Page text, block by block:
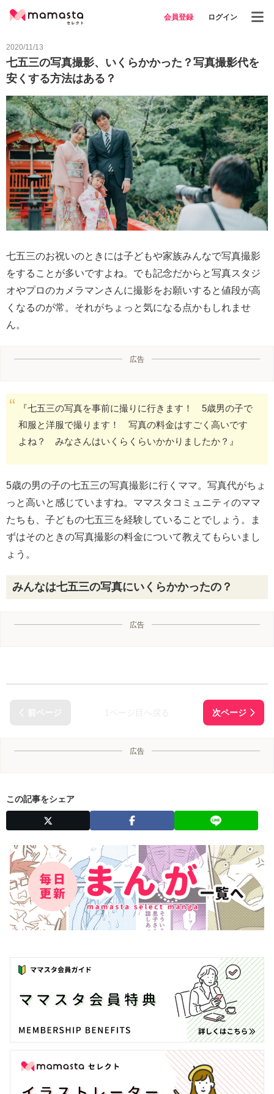
会員登録 ログイン
2020/11/13
七五三の写真撮影、いくらかかった？写真撮影代を
安くする方法はある？
七五三のお祝いのときには子どもや家族みんなで写真撮影
をすることが多いですよね。でも記念だからと写真スタジ
オやプロのカメラマンさんに撮影をお願いすると値段が高
くなるのが常。それがちょっと気になる点かもしれませ
ん。
広告
『七五三の写真を事前に撮りに行きます！ 5歳男の子で
和服と洋服で撮ります！ 写真の料金はすごく高いです
よね？ みなさんはいくらくらいかかりましたか？』
5歳の男の子の七五三の写真撮影に行くママ。写真代がちょ
っと高いと感じていますね。ママスタコミュニティのママ
たちも、子どもの七五三を経験していることでしょう。ま
ずはそのときの写真撮影の料金について教えてもらいまし
ょう。
みんなは七五三の写真にいくらかかったの？
広告
広告
この記事をシェア